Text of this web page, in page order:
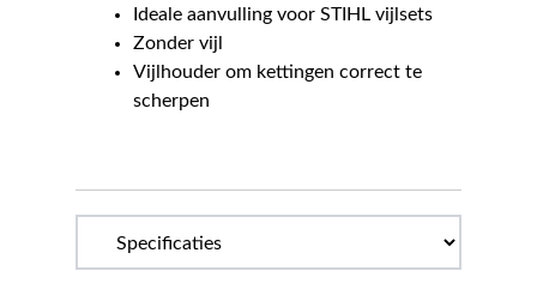
Ideale aanvulling voor STIHL vijlsets
Zonder vijl
Vijlhouder om kettingen correct te
scherpen